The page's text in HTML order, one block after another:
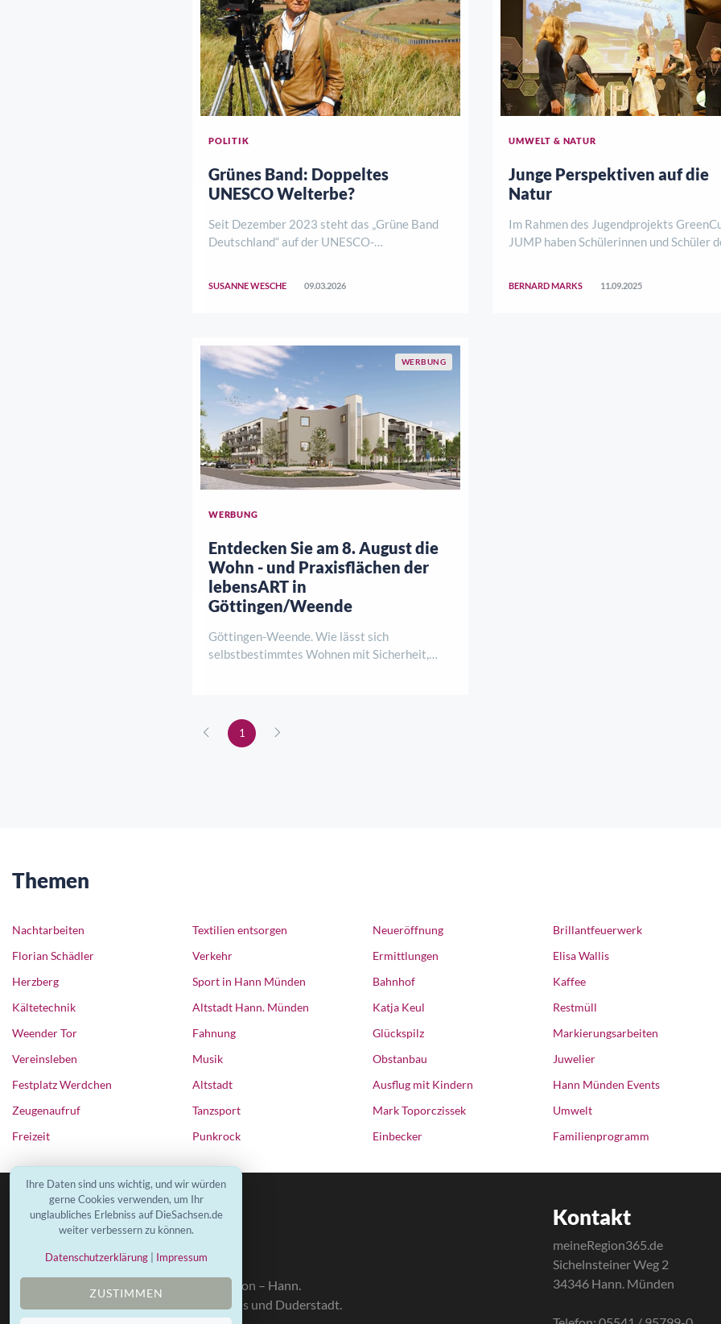
POLITIK
Grünes Band: Doppeltes
UNESCO Welterbe?
Seit Dezember 2023 steht das „Grüne Band
Deutschland“ auf der UNESCO-
SUSANNE WESCHE 09.03.2026
UMWELT & NATUR
Junge Perspektiven auf die
Natur
Im Rahmen des Jugendprojekts
JUMP haben Schülerinnen und Schüler
BERNARD MARKS 11.09.2025
WERBUNG
WERBUNG
Entdecken Sie am 8. August die
Wohn - und Praxisflächen der
lebensART in
Göttingen/Weende
Göttingen-Weende. Wie lässt sich
selbstbestimmtes Wohnen mit Sicherheit,
Baustellenbesichtigung der lebensART am
Klosterpark. HoKo und de ..
1
Themen
Nachtarbeiten
Florian Schädler
Herzberg
Kältetechnik
Weender Tor
Vereinsleben
Festplatz Werdchen
Zeugenaufruf
Freizeit
Textilien entsorgen
Verkehr
Sport in Hann Münden
Altstadt Hann. Münden
Fahnung
Musik
Altstadt
Tanzsport
Punkrock
Neueröffnung
Ermittlungen
Bahnhof
Katja Keul
Glückspilz
Obstanbau
Ausflug mit Kindern
Mark Toporczissek
Einbecker
Brillantfeuerwerk
Elisa Wallis
Kaffee
Restmüll
Markierungsarbeiten
Juwelier
Hann Münden Events
Umwelt
Familienprogramm
ktuellen Neuigkeiten aus deiner Region – Hann.
Münden, Göttingen, Werra-Meißner-Kreis und Duderstadt.
Kontakt
meineRegion365.de
Sichelnsteiner Weg 2
34346 Hann. Münden
Ihre Daten sind uns wichtig, und wir würden
gerne Cookies verwenden, um Ihr
unglaubliches Erlebniss auf DieSachsen.de
weiter verbessern zu können.
Datenschutzerklärung| Impressum
ZUSTIMMEN